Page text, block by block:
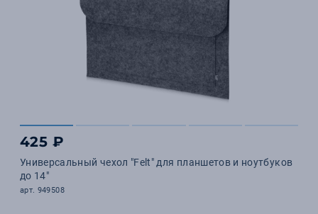
425 ₽
Универсальный чехол "Felt" для планшетов и ноутбуков
до 14"
арт. 949508